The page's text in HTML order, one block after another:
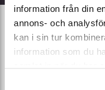
information från din
annons- och
kan i sin tur
information som du